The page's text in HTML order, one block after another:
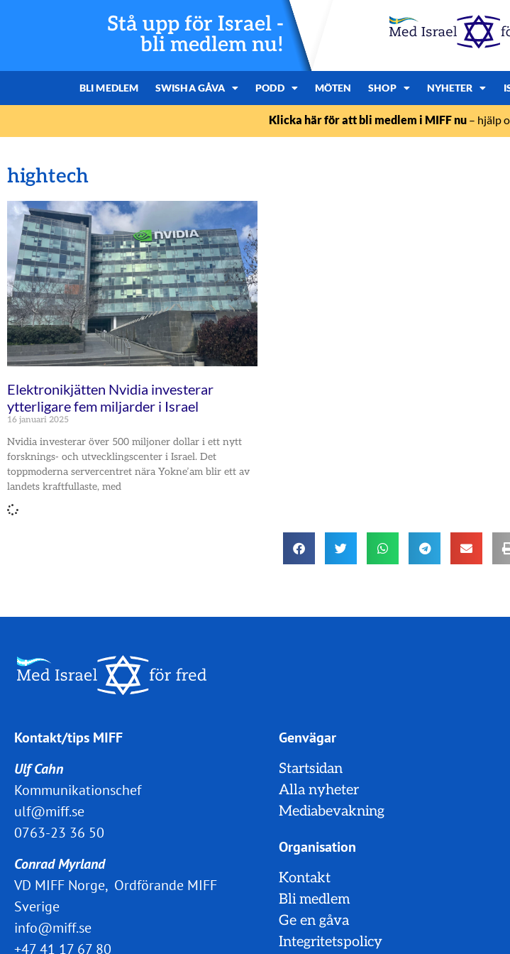
Stå upp för Israel -
bli medlem nu!
BLI MEDLEM SWISHA GÅVA PODD MÖTEN SHOP NYHETER
Klicka här för att bli medlem i MIFF nu– hjälp
hightech
Elektronikjätten Nvidia investerar
ytterligare fem miljarder i Israel
16 januari 2025
Nvidia investerar över 500 miljoner dollar i ett nytt
forsknings- och utvecklingscenter i Israel. Det
toppmoderna servercentret nära Yokne’am blir ett av
landets kraftfullaste, med
Kontakt/tips MIFF
Ulf Cahn
Kommunikationschef
ulf@miff.se
0763-23 36 50
Conrad Myrland
VD MIFF Norge, Ordförande MIFF
Sverige
info@miff.se
+47 41 17 67 80
Genvägar
Startsidan
Alla nyheter
Mediabevakning
Organisation
Kontakt
Bli medlem
Ge en gåva
Integritetspolicy